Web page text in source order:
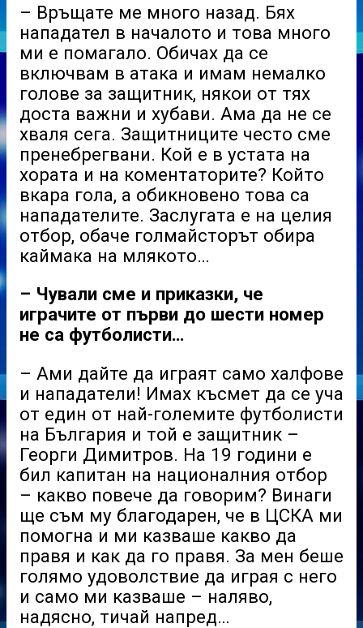
– Връщате ме много назад. Бях
нападател в началото и това много
ми е помагало. Обичах да се
включвам в атака и имам немалко
голове за защитник, някои от тях
доста важни и хубави. Ама да не се
хваля сега. Защитниците често сме
пренебрегвани. Кой е в устата на
хората и на коментаторите? Който
вкара гола, а обикновено това са
нападателите. Заслугата е на целия
отбор, обаче голмайсторът обира
каймака на млякото…
– Чували сме и приказки, че
играчите от първи до шести номер
не са футболисти…
– Ами дайте да играят само халфове
и нападатели! Имах късмет да се уча
от един от най-големите футболисти
на България и той е защитник –
Георги Димитров. На 19 години е
бил капитан на националния отбор
– какво повече да говорим? Винаги
ще съм му благодарен, че в ЦСКА ми
помогна и ми казваше какво да
правя и как да го правя. За мен беше
голямо удоволствие да играя с него
и само ми казваше – наляво,
надясно, тичай напред…